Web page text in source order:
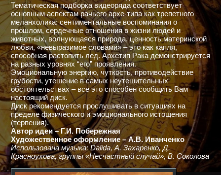
Тематическая подборка видеоряда соответствует
основным аспектам рачьего архе-типа как трепетного
меланхолика: сентиментальные воспоминания о
прошлом, сердечные отношения в жизни людей и
животных, волнующаяся природа, ценность материнской
любви, «невыразимое словами» – это как капля,
способная растопить лед. Архетип Рака демонстрируется
на разных уровнях “его” проявления.
Эмоциональную энергию, чуткость, противодействие
грубости, утешение в самых неутешительных
обстоятельствах – все это способен сообщить Вам
настоящий диск.
Диск рекомендуется прослушивать в ситуациях на
пределе физического и эмоционального истощения
(терпения).
Автор идеи – Г.И. Побережная
Художественное оформление – А.В. Иванченко
Использована музыка: Dalida, А. Захаренко, Д.
Красноухова, группы «Несчастный случай», В. Соколова